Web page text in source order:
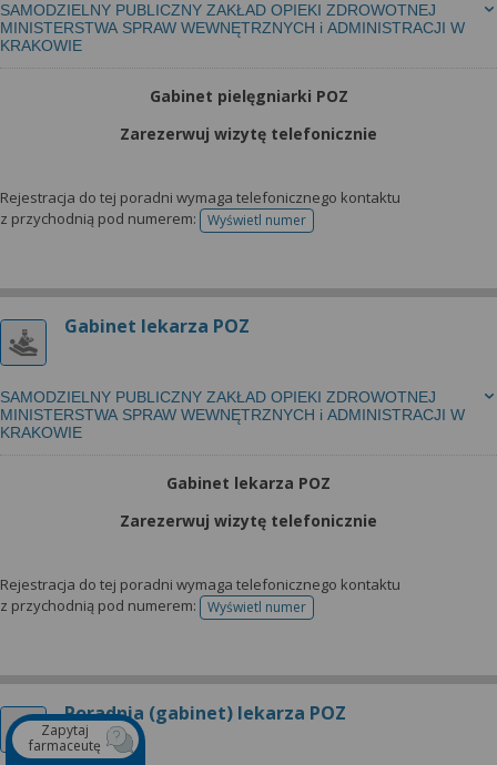
SAMODZIELNY PUBLICZNY ZAKŁAD OPIEKI ZDROWOTNEJ
MINISTERSTWA SPRAW WEWNĘTRZNYCH i ADMINISTRACJI W
KRAKOWIE
Gabinet pielęgniarki POZ
Zarezerwuj wizytę telefonicznie
Rejestracja do tej poradni wymaga telefonicznego kontaktu
z przychodnią pod numerem:
Wyświetl numertelefonu do rejestracji
Gabinet lekarza POZ
SAMODZIELNY PUBLICZNY ZAKŁAD OPIEKI ZDROWOTNEJ
MINISTERSTWA SPRAW WEWNĘTRZNYCH i ADMINISTRACJI W
KRAKOWIE
Gabinet lekarza POZ
Zarezerwuj wizytę telefonicznie
Rejestracja do tej poradni wymaga telefonicznego kontaktu
z przychodnią pod numerem:
Wyświetl numertelefonu do rejestracji
Poradnia (gabinet) lekarza POZ
Zapytaj
farmaceutę